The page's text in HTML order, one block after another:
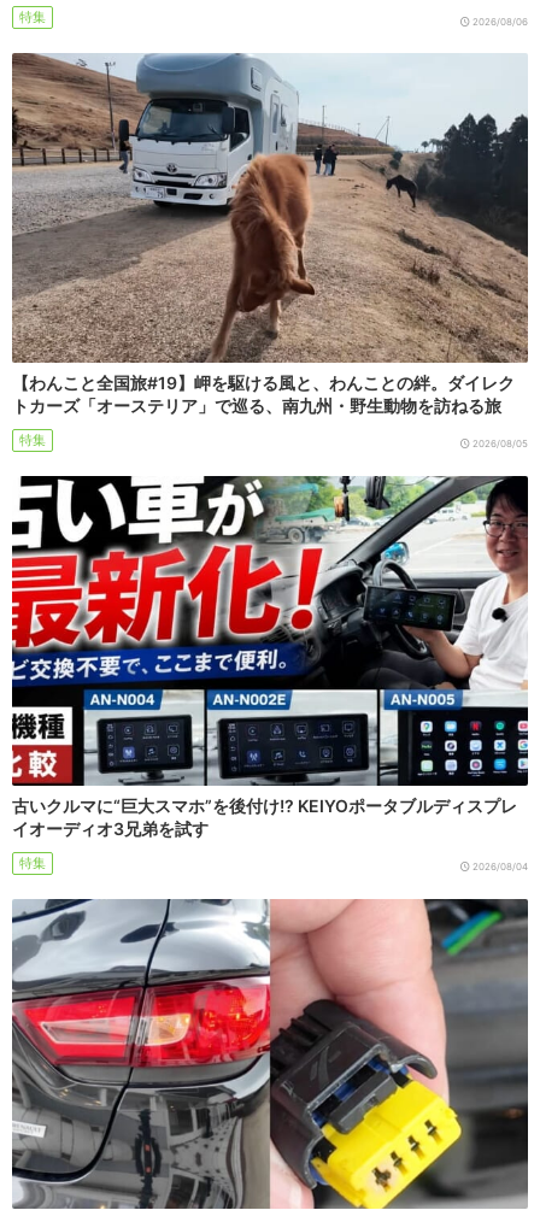
特集 2026/08/06
【わんこと全国旅#19】岬を駆ける風と、わんことの絆。ダイレク
トカーズ「オーステリア」で巡る、南九州・野生動物を訪ねる旅
特集 2026/08/05
古いクルマに“巨大スマホ”を後付け!? KEIYOポータブルディスプレ
イオーディオ3兄弟を試す
特集 2026/08/04